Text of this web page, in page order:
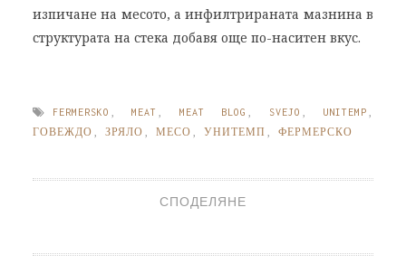
изпичане на месото, а инфилтрираната мазнина в
структурата на стека добавя още по-наситен вкус.
FERMERSKO ,MEAT ,MEAT BLOG SVEJO UNITEMP
ГОВЕЖДО
ЗРЯЛО МЕСО УНИТЕМП ФЕРМЕРСКО
СПОДЕЛЯНЕ